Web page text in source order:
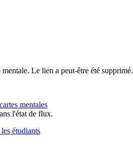
Le lien a peut-être été supprimé.
mentales
l'état de flux.
étudiants